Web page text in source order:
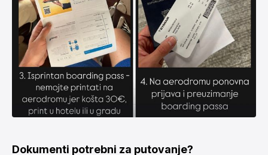
Dokumenti potrebni za putovanje?